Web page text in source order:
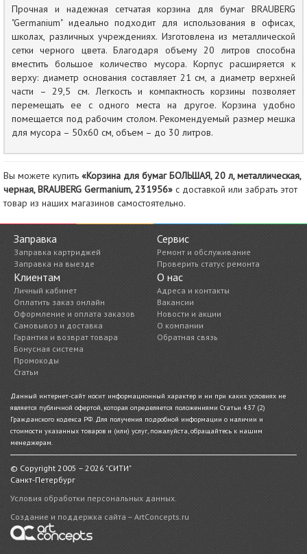
Прочная и надежная сетчатая корзина для бумаг BRAUBERG
"Germanium" идеально подходит для использования в офисах,
школах, различных учреждениях. Изготовлена из металлической
сетки черного цвета. Благодаря объему 20 литров способна
вместить большое количество мусора. Корпус расширяется к
верху: диаметр основания составляет 21 см, а диаметр верхней
части – 29,5 см. Легкость и компактность корзины позволяет
перемещать ее с одного места на другое. Корзина удобно
помещается под рабочим столом. Рекомендуемый размер мешка
для мусора – 50х60 см, объем – до 30 литров.
Вы можете купить «Корзина для бумаг БОЛЬШАЯ, 20 л, металлическая,
черная, BRAUBERG Germanium, 231956» с доставкой или забрать этот
товар из наших магазинов самостоятельно.
Заправка
Заправка картриджей
Заправка на выезде
Сервис
Ремонт и обслуживание
Проверить статус ремонта
Клиентам
Личный кабинет
Оплатить заказ онлайн
Оформление и оплата заказов
Самовывоз и доставка
Гарантия и возврат товара
Бонусная система
Промокоды
Статьи
О нас
Адреса и контакты
Вакансии
Новости и акции
О компании
Обратная связь
Данный интернет-сайт носит информационный характер и ни при каких условиях не
является публичной офертой, которая определяется положениями Статьи 437 (2)
Гражданского кодекса РФ. Для получения подробной информации о наличии и
стоимости указанных товаров и (или) услуг, пожалуйста, обращайтесь к нашим
менеджерам.
© Copyright 2005 – 2026 "СИТИ"
Санкт-Петербург
Условия обработки персональных данных.
Создание и поддержка сайта – ArtConcepts.ru